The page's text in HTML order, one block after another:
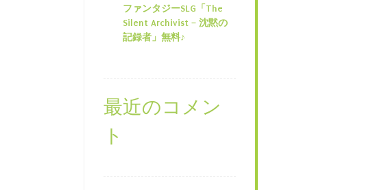
ファンタジーSLG「The
Silent Archivist – 沈黙の
記録者」無料♪
最近のコメン
ト